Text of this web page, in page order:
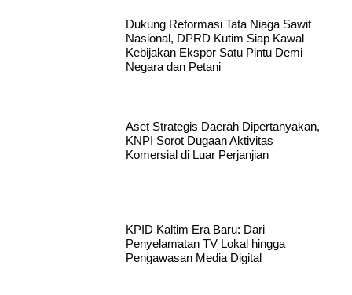
Dukung Reformasi Tata Niaga Sawit
Nasional, DPRD Kutim Siap Kawal
Kebijakan Ekspor Satu Pintu Demi
Negara dan Petani
Aset Strategis Daerah Dipertanyakan,
KNPI Sorot Dugaan Aktivitas
Komersial di Luar Perjanjian
KPID Kaltim Era Baru: Dari
Penyelamatan TV Lokal hingga
Pengawasan Media Digital